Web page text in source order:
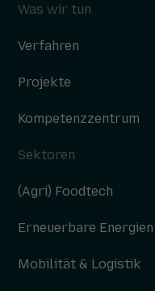
Was wir tun
Verfahren
Projekte
Kompetenzzentrum
Sektoren
(Agri) Foodtech
Erneuerbare Energien
Mobilität & Logistik